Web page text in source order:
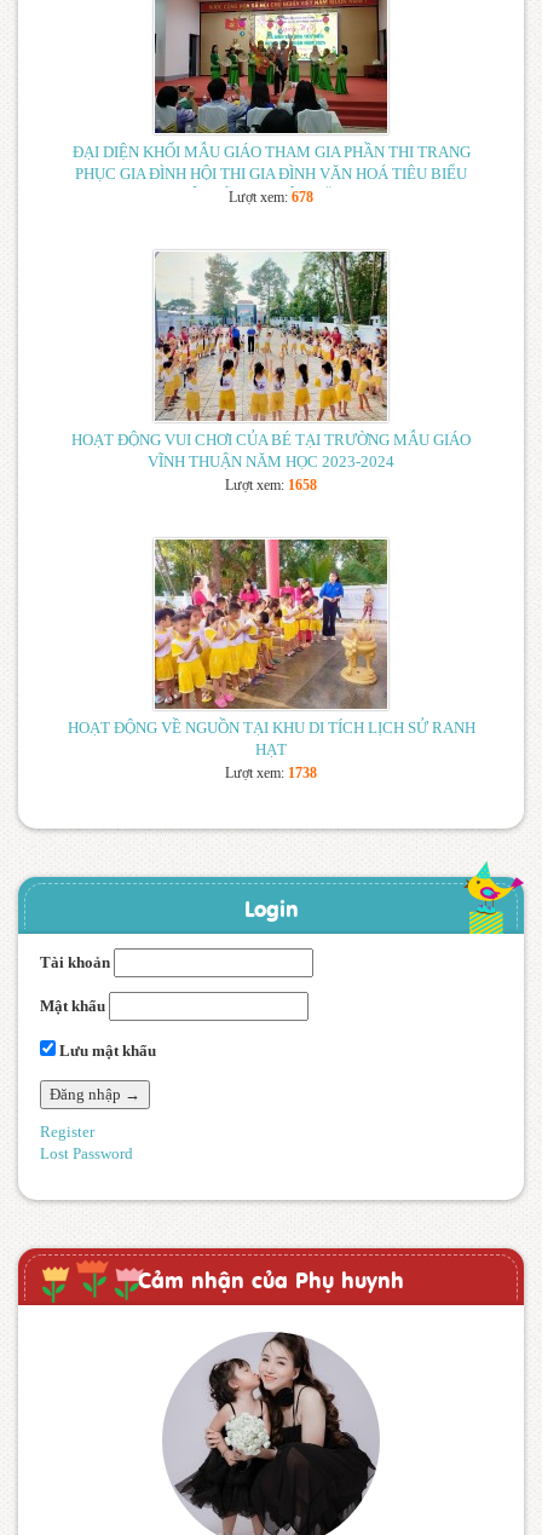
KẾ HOẠCH TẬP HUẤN CÔNG TÁC BIÊN TẬP VIÊN
CỘNG TÁC VIÊN CÁC TRANG THÔNG TIN ĐIỆN TỬ
NGÀNH GIÁO DỤC HUYỆN VĨNH THUẬN NĂM 2024
ĐẠI DIỆN KHỐI MẪU GIÁO THAM GIA PHẦN THI TRANG
PHỤC GIA ĐÌNH HỘI THI GIA ĐÌNH VĂN HOÁ TIÊU BIỂU
HUYỆN VĨNH THUẬN NĂM 2024
Lượt xem: 678
HOẠT ĐỘNG VUI CHƠI CỦA BÉ TẠI TRƯỜNG MẪU GIÁO
VĨNH THUẬN NĂM HỌC 2023-2024
Lượt xem: 1658
HOẠT ĐỘNG VỀ NGUỒN TẠI KHU DI TÍCH LỊCH SỬ RANH
HẠT
Lượt xem: 1738
Login
Tài khoản
Mật khẩu
Lưu mật khẩu
Register
Lost Password
Cảm nhận của Phụ huynh